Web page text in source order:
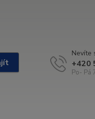
Nevíte
+420
Po- Pá